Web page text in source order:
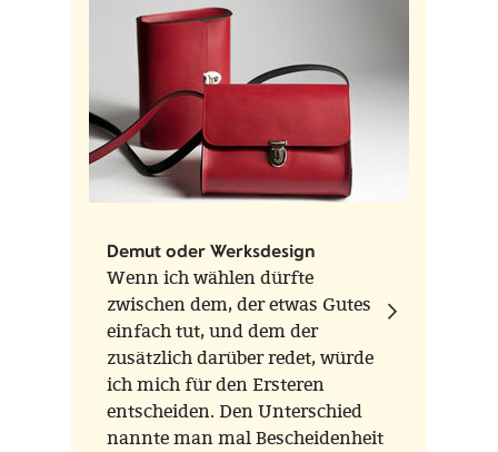
Demut oder Werksdesign
Wenn ich wählen dürfte
zwischen dem, der etwas Gutes
einfach tut, und dem der
zusätzlich darüber redet, würde
ich mich für den Ersteren
entscheiden. Den Unterschied
nannte man mal Bescheidenheit